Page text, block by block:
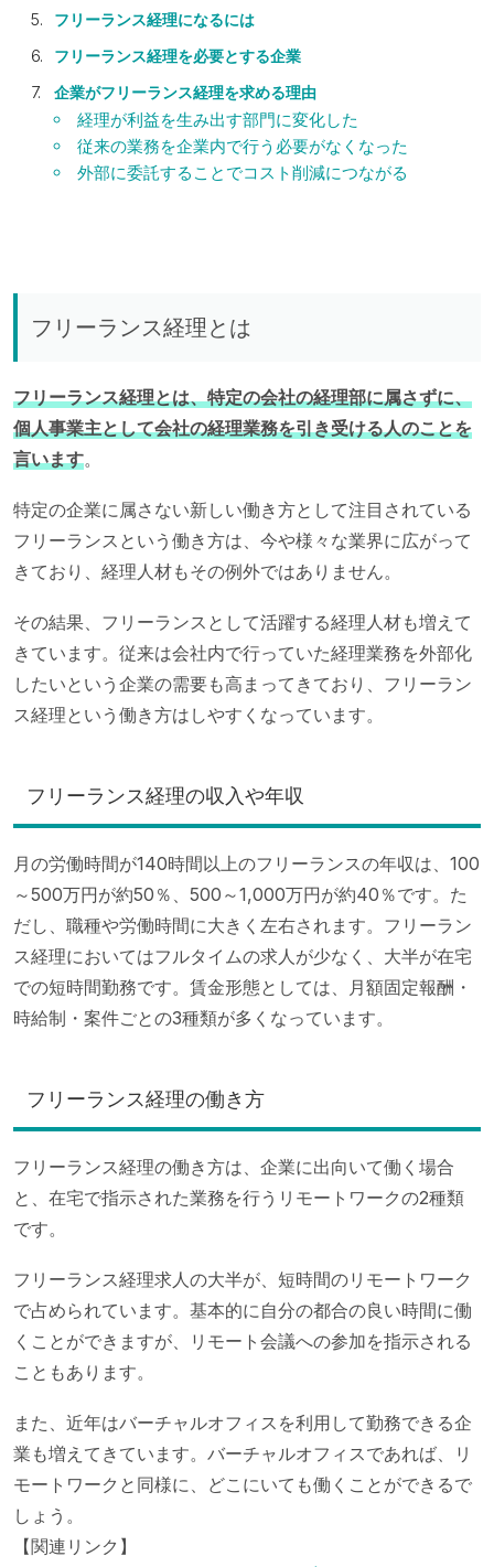
フリーランス経理になるには
フリーランス経理を必要とする企業
企業がフリーランス経理を求める理由
経理が利益を生み出す部門に変化した
従来の業務を企業内で行う必要がなくなった
外部に委託することでコスト削減につながる
フリーランス経理とは
フリーランス経理とは、特定の会社の経理部に属さずに、
個人事業主として会社の経理業務を引き受ける人のことを
言います。
特定の企業に属さない新しい働き方として注目されている
フリーランスという働き方は、今や様々な業界に広がって
きており、経理人材もその例外ではありません。
その結果、フリーランスとして活躍する経理人材も増えて
きています。従来は会社内で行っていた経理業務を外部化
したいという企業の需要も高まってきており、フリーラン
ス経理という働き方はしやすくなっています。
フリーランス経理の収入や年収
月の労働時間が140時間以上のフリーランスの年収は、100
～500万円が約50％、500～1,000万円が約40％です。た
だし、職種や労働時間に大きく左右されます。フリーラン
ス経理においてはフルタイムの求人が少なく、大半が在宅
での短時間勤務です。賃金形態としては、月額固定報酬・
時給制・案件ごとの3種類が多くなっています。
フリーランス経理の働き方
フリーランス経理の働き方は、企業に出向いて働く場合
と、在宅で指示された業務を行うリモートワークの2種類
です。
フリーランス経理求人の大半が、短時間のリモートワーク
で占められています。基本的に自分の都合の良い時間に働
くことができますが、リモート会議への参加を指示される
こともあります。
また、近年はバーチャルオフィスを利用して勤務できる企
業も増えてきています。バーチャルオフィスであれば、リ
モートワークと同様に、どこにいても働くことができるで
しょう。
【関連リンク】